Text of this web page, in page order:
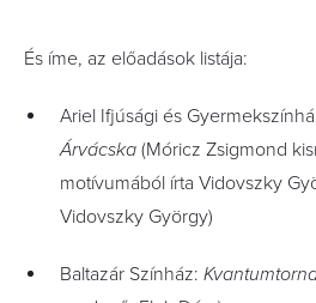
És íme, az előadások listája:
Ariel Ifjúsági és
Árvácska (Móricz Zsigmond
motívumából írta Vidovszky
Vidovszky György)
Baltazár Színház: